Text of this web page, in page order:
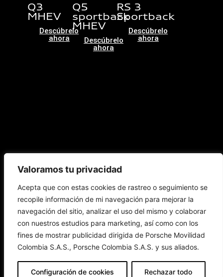
Valoramos tu privacidad
Acepta que con estas cookies de rastreo o seguimiento se
recopile información de mi navegación para mejorar la
navegación del sitio, analizar el uso del mismo y colaborar
con nuestros estudios para marketing, así como con los
fines de mostrar publicidad dirigida de Porsche Movilidad
Colombia S.A.S., Porsche Colombia S.A.S. y sus aliados.
Configuración de cookies Rechazar todo
Q3
MHEV
Descúbrelo
ahora
Q5
sportback
MHEV
Descúbrelo
ahora
RS 3
Sportback
Descúbrelo
ahora
Modelos
Todos los
modelos
Vehículos
eléctricos
Audi
Modelos
Audi Sport
Términos y
condiciones
Movilidad
Eléctrica
Todos los
modelos
eléctricos
Beneficios
Sostenibilidad
Carga
Información
Política de
privacidad
Política de
Datos
Personales
Nuestro
denuncias
Copyright
Aviso de
privacidad
Servicio
al
Financiación
Servicio
Audi